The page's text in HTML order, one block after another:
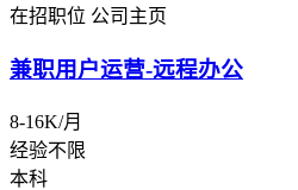
在招职位 公司主页
兼职用户运营-远程办公
8-16K/月
经验不限
本科